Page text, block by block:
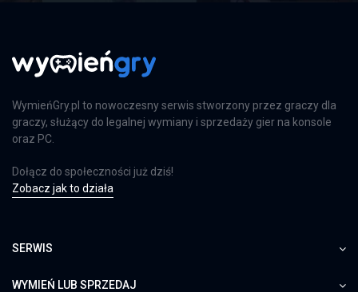
Heavy Rain & Beyond: Dwie Dusze -
PS4
PS4
WymieńGry.pl to nowoczesny serwis stworzony przez graczy dla
graczy, służący do legalnej wymiany i sprzedaży gier na konsole
oraz PC.
Dołącz do społeczności już dziś!
Zobacz jak to działa
SERWIS
WYMIEŃ LUB SPRZEDAJ